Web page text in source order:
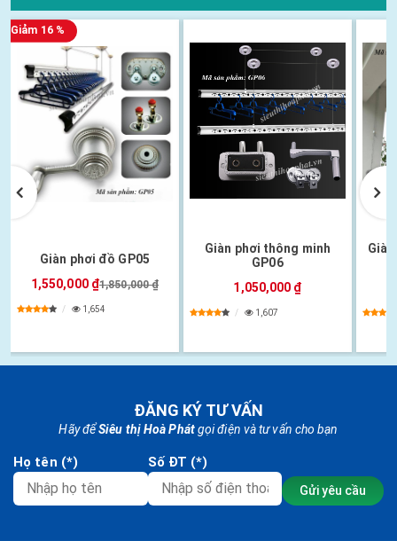
Giàn phơi đồ GP05
1,550,000 ₫1,850,000 ₫
Giảm 16 %
1,654
Giàn phơi thông minh
GP06
1,050,000 ₫
1,607
ĐĂNG KÝ TƯ VẤN
Hãy đểSiêu thị Hoà Phátgọi điện và tư vấn cho bạn
Họ tên (*) Số ĐT (*)